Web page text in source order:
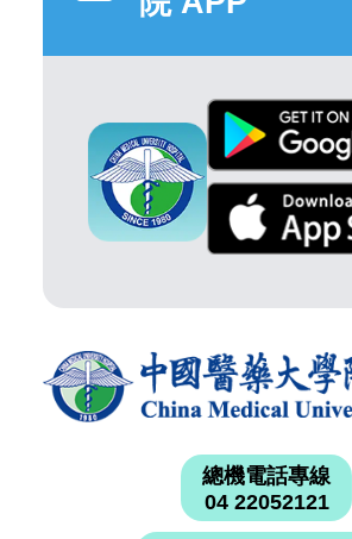
總機電話專線
04 22052121